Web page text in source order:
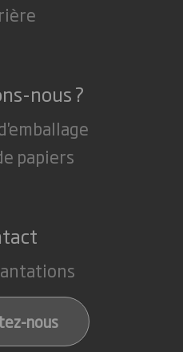
nous ?
papiers
nous